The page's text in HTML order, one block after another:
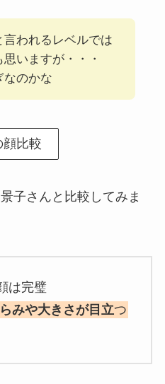
言われるレベルでは
いますが・・・
なのかな
顔比較
子さんと比較してみま
は完璧
みや大きさが目立つ